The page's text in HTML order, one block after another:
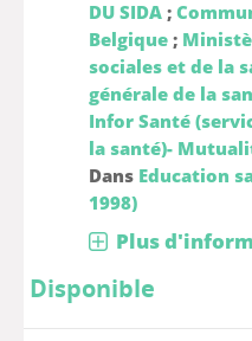
DU SIDA;
Belgique;
sociales et de la
générale de la
Infor Santé
la santé)-
Dans Education
1998)
Plus
Disponible